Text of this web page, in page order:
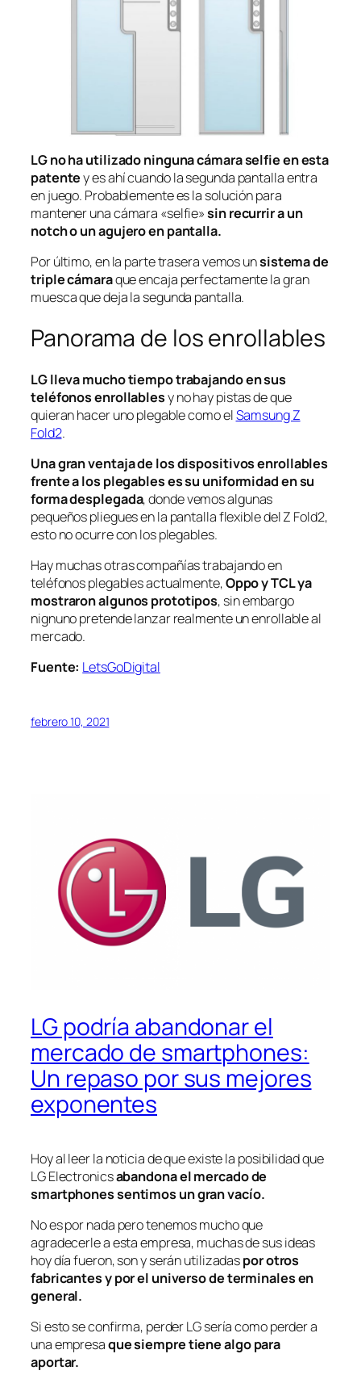
LG no ha utilizado ninguna cámara selfie en esta
patentey es ahí cuando la segunda pantalla entra
en juego. Probablemente es la solución para
mantener una cámara «selfie»sin recurrir a un
notch o un agujero en pantalla.
Por último, en la parte trasera vemos unsistema de
triple cámaraque encaja perfectamente la gran
muesca que deja la segunda pantalla.
Panorama de los enrollables
LG lleva mucho tiempo trabajando en sus
teléfonos enrollablesy no hay pistas de que
quieran hacer uno plegable como elSamsung Z
Fold2.
Una gran ventaja de los dispositivos enrollables
frente a los plegables es su uniformidad en su
forma desplegada, donde vemos algunas
pequeños pliegues en la pantalla flexible del Z Fold2,
esto no ocurre con los plegables.
Hay muchas otras compañías trabajando en
teléfonos plegables actualmente,Oppo y TCL ya
mostraron algunos prototipos, sin embargo
nignuno pretende lanzar realmente un enrollable al
mercado.
Fuente: LetsGoDigital
febrero 10, 2021
LG podría abandonar el
mercado de smartphones:
Un repaso por sus mejores
exponentes
Hoy al leer la noticia de que existe la posibilidad que
LG Electronicsabandona el mercado de
smartphonessentimos un gran vacío.
No es por nada pero tenemos mucho que
agradecerle a esta empresa, muchas de sus ideas
hoy día fueron, son y serán utilizadaspor otros
fabricantes y por el universo de terminales en
general.
Si esto se confirma, perder LG sería como perder a
una empresaque siempre tiene algo para
aportar.